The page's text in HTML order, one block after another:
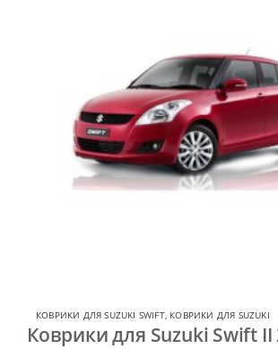
КОВРИКИ ДЛЯ SUZUKI SWIFT, КОВРИКИ ДЛЯ SUZUKI
Коврики для Suzuki Swift II